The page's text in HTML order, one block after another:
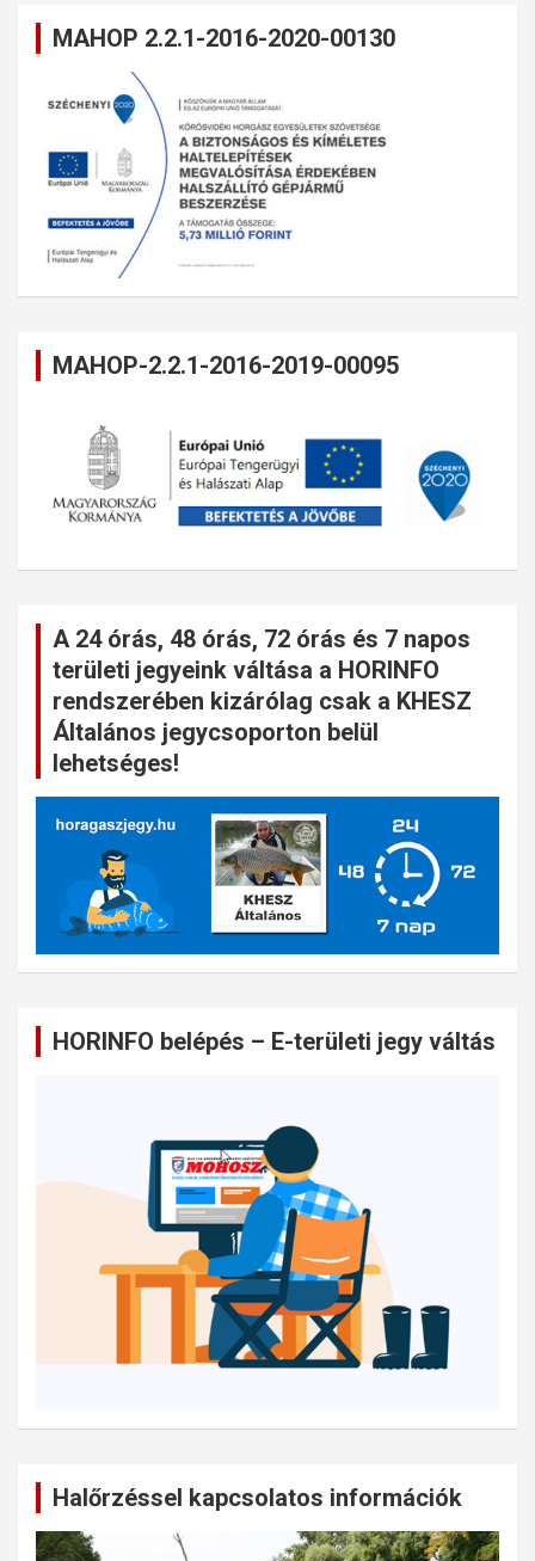
MAHOP 2.2.1-2016-2020-00130
MAHOP-2.2.1-2016-2019-00095
A 24 órás, 48 órás, 72 órás és 7 napos
területi jegyeink váltása a HORINFO
rendszerében kizárólag csak a KHESZ
Általános jegycsoporton belül
lehetséges!
HORINFO belépés – E-területi jegy váltás
Halőrzéssel kapcsolatos információk